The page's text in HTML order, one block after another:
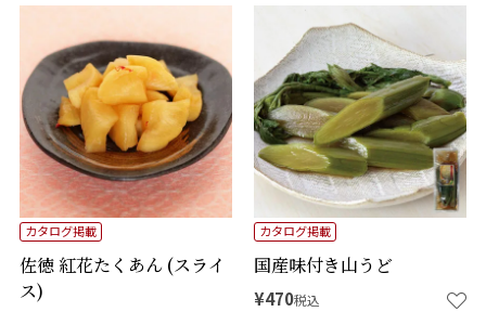
佐徳 紅花たくあん (スライ
ス)
カタログ掲載
国産味付き山うど
カタログ掲載
¥470税込